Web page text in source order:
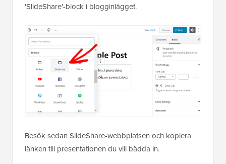
'SlideShare'-block i blogginlägget.
Besök sedan SlideShare-webbplatsen och kopiera
länken till presentationen du vill bädda in.